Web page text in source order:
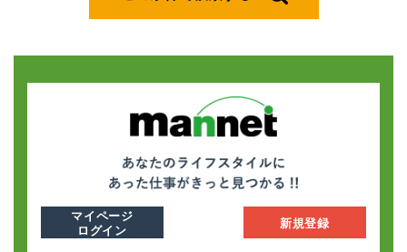
マイページ
ログイン
新規登録